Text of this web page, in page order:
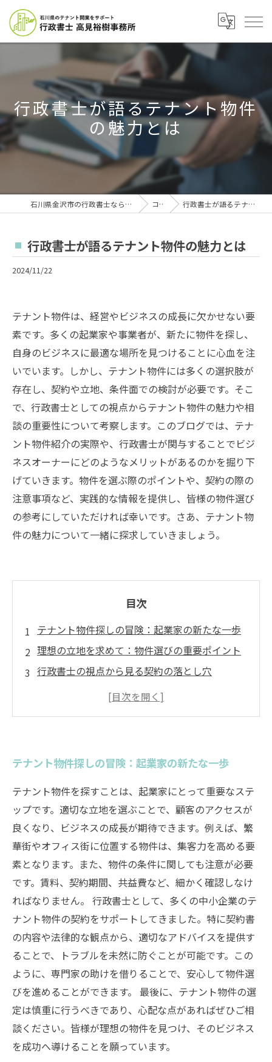
行政書士が語るテナント物件
の魅力とは
石川県金沢市の行政書士なら行政書士高見裕樹事務所 コラム 行政書士が語るテナント物件の魅力とは
行政書士が語るテナント物件の魅力とは
2024/11/22
テナント物件は、経営やビジネスの成長に欠かせない要
素です。多くの起業家や事業者が、新たに物件を探し、
自身のビジネスに最適な場所を見つけることに心血を注
いでいます。しかし、テナント物件には多くの選択肢が
存在し、契約や立地、条件面での検討が必要です。そこ
で、行政書士としての視点からテナント物件の魅力や相
談の重要性について考察します。このブログでは、テナ
ント物件紹介の実際や、行政書士が関与することでビジ
ネスオーナーにどのようなメリットがあるのかを掘り下
げていきます。物件を選ぶ際のポイントや、契約の際の
注意事項など、実践的な情報を提供し、皆様の物件選び
の参考にしていただければ幸いです。さあ、テナント物
件の魅力について一緒に探求していきましょう。
目次
テナント物件探しの冒険：起業家の新たな一歩
理想の立地を求めて：物件選びの重要ポイント
行政書士の視点から見る契約の落とし穴
成功するビジネスの基盤：テナント物件の魅力
あなたのビジネスを支えるテナント物件選びの
指南
未来の成功を見据えて：テナント物件の魅力を
最大限に活かす方法
テナント物件探しの冒険：起業家の新たな一歩
テナント物件を探すことは、起業家にとって重要なステ
ップです。適切な立地を選ぶことで、顧客のアクセスが
良くなり、ビジネスの成長が期待できます。例えば、繁
華街やオフィス街に位置する物件は、集客力を高める要
素となります。また、物件の条件に関しても注意が必要
です。賃料、契約期間、共益費など、細かく確認しなけ
ればなりません。 行政書士として、多くの中小企業のテ
ナント物件の契約をサポートしてきました。特に契約書
の内容や法律的な観点から、適切なアドバイスを提供す
ることで、トラブルを未然に防ぐことが可能です。この
ように、専門家の助けを借りることで、安心して物件選
びを進めることができます。 最後に、テナント物件の選
定は慎重に行うべきであり、心配な点があればぜひご相
談ください。皆様が理想の物件を見つけ、そのビジネス
を成功へ導けることを願っています。